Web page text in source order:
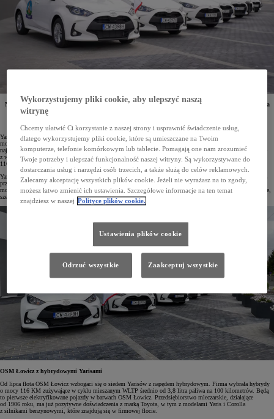
Niezawodne i oszczędne Yarisy Hybrid stały się częścią parku aut firmy OSM Łowicz. Elektryfikacja
floty znacznie wpłynie na obniżenie kosztów związanych z jej bieżącą obsługą.
Yaris to najczęściej wybierany model w segmencie B na polskim rynku. W 2024 roku auto przeszło
modernizację, zyskując zaawansowane systemy wspomagania kierowcy i parkowania Toyota T-Mate, w tym
najnowszą generację Toyota Safety Sense, nowe cyfrowe zegary, a także rozbudowane systemy multimedialne
z większymi ekranami. W ofercie Yarisa dostępne są dwie wersje hybrydowe: popularna hybryda o mocy
116 KM oraz mocniejsza odmiana o mocy 130 KM.
Yaris cieszy się dużym uznaniem wśród firm flotowych i jest jednym z najczęściej wybieranych modeli przez
przedsiębiorstwa w Polsce. W pierwszych sześciu miesiącach 2024 roku zarejestrowano 4582 egzemplarze
modelu, co uczyniło go liderem segmentu B. Do jego głównych zalet należą ekonomiczne napędy hybrydowe,
szeroka gama wersji oraz najwyższe standardy bezpieczeństwa.
OSM Łowicz z hybrydowymi Yarisami
Od lipca flota OSM Łowicz wzbogaci się o siedem Yarisów z napędem hybrydowym. Firma wybrała hybrydy
o mocy 116 KM zużywające w cyklu mieszanym WLTP średnio od 3,8 litra paliwa na 100 kilometrów. Będą
to pierwsze elektryfikowane pojazdy w barwach OSM Łowicz. Przedsiębiorstwo mleczarskie, działające
od 1906 roku, ma już pozytywne doświadczenia z marką Toyota, w tym z modelami Yaris i Corolla
z silnikami benzynowymi, które znajdują się w firmowej flocie.
Wykorzystujemy pliki cookie, aby ulepszyć naszą
witrynę
Chcemy ułatwić Ci korzystanie z naszej strony i usprawnić świadczenie usług,
dlatego wykorzystujemy pliki cookie, które są umieszczane na Twoim
komputerze, telefonie komórkowym lub tablecie. Pomagają one nam zrozumieć
Twoje potrzeby i ulepszać funkcjonalność naszej witryny. Są wykorzystywane do
dostarczania usług i narzędzi osób trzecich, a także służą do celów reklamowych.
Zalecamy akceptację wszystkich plików cookie. Jeżeli nie wyrażasz na to zgody,
możesz łatwo zmienić ich ustawienia. Szczegółowe informacje na ten temat
znajdziesz w naszej Polityce plików cookie.
Ustawienia plików cookie
Odrzuć wszystkie Zaakceptuj wszystkie